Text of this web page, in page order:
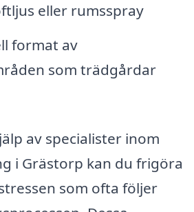
eller rumsspray
format av
som trädgårdar
av specialister inom
i Grästorp kan du frigöra
som ofta följer